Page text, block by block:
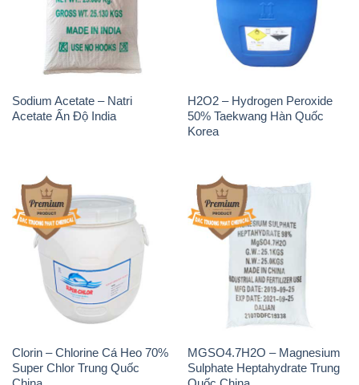
Sodium Acetate – Natri
Acetate Ấn Độ India
H2O2 – Hydrogen Peroxide
50% Taekwang Hàn Quốc
Korea
Clorin – Chlorine Cá Heo 70%
Super Chlor Trung Quốc
MGSO4.7H2O – Magnesium
Sulphate Heptahydrate Trung